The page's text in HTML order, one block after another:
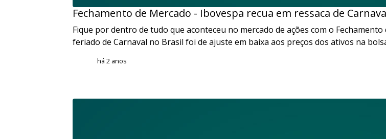
Fechamento de Mercado - Ibovespa recua em ressaca de
Fique por dentro de tudo que aconteceu no mercado de ações com o
feriado de Carnaval no Brasil foi de ajuste em baixa aos preços dos ativos na
há 2 anos